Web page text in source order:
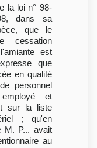
la loi n° 98-
dans sa
que le
cessation
est
que
en qualité
personnel
et
sur la liste
; qu'en
M. P... avait
au